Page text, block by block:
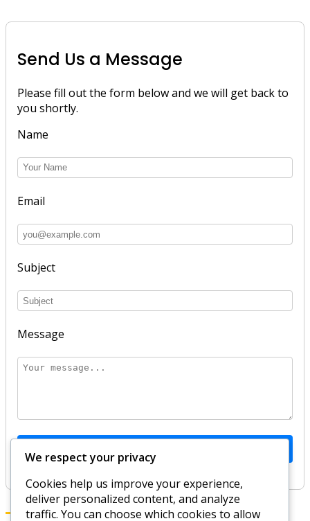
Send Us a Message
Please fill out the form below and we will get back to
you shortly.
Name
Email
Subject
Message
We respect your privacy
Cookies help us improve your experience,
deliver personalized content, and analyze
traffic. You can choose which cookies to allow